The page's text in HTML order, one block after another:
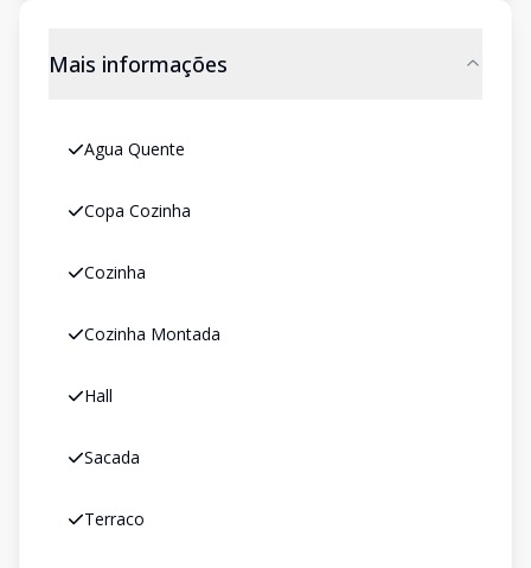
Mais informações
Agua Quente
Copa Cozinha
Cozinha
Cozinha Montada
Hall
Sacada
Terraco